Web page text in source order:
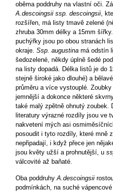
oběma poddruhy na vlastní oči.
A.descoingsii ssp. descoingsii,
rozšířen, má listy tmavě zelené
zhruba 30mm délky a 15mm
puchýřky jsou po obou stranách
okraje. Ssp. augustina má odstín
šedozelené, někdy úplně šedé
na listy dopadá. Délka listů je do
stejně široké jako dlouhé) a
průměru a více vystouplé.
jemnější a dokonce některé
také malý zpětně ohnutý zoubek.
literatury výrazné rozdíly jsou ve
nakvetení mých asi
posoudit i tyto rozdíly, které mně
nepřipadají, i když přece jen
jsou květy užší a prohnutější, u
válcovité až baňaté.
Oba poddruhyA.descoingsii
podmínkách, na suché